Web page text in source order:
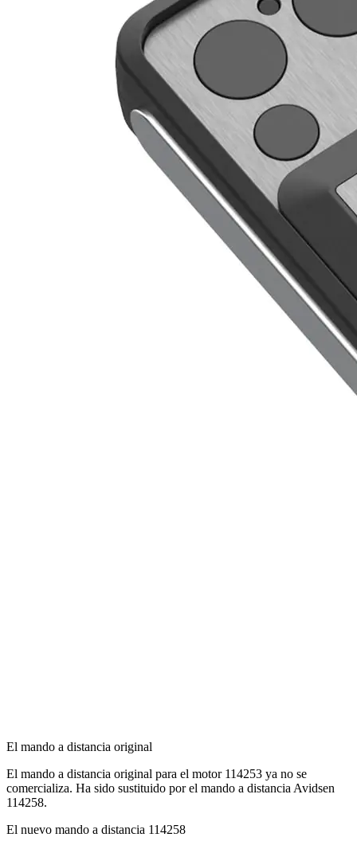
El mando a distancia original
El mando a distancia original para el motor 114253 ya no se
comercializa. Ha sido sustituido por el mando a distancia Avidsen
114258.
El nuevo mando a distancia 114258